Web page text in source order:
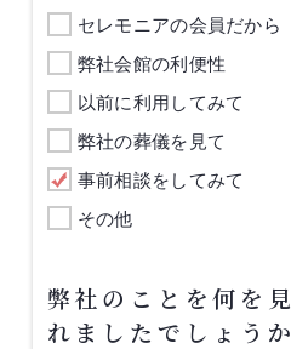
セレモニアの会員だから
弊社会館の利便性
以前に利用してみて
弊社の葬儀を見て
事前相談をしてみて
その他
弊社のことを何を
れましたでしょうか